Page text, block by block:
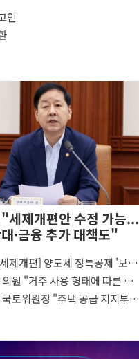
인
세제개편안 수정 가능...
·금융 추가 대책도"
제개편] 양도세 장특공제 '보
주'로…10년 살아야 최대 80%
원 "거주 사용 형태에 따른 중
세 원칙 어긋나"
토위원장 "주택 공급 지지부